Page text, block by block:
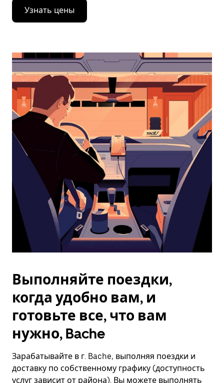
Нажмите
стрелку
вниз,
календарю
выбрать
дату.
Чтобы
закрыть
календарь,
нажмите
Esc.
Узнать цены
Выполняйте поездки,
когда удобно вам, и
готовьте все, что вам
нужно, Bache
Зарабатывайте в г. Bache, выполняя поездки и
доставку по собственному графику (доступность
услуг зависит от района). Вы можете выполнять